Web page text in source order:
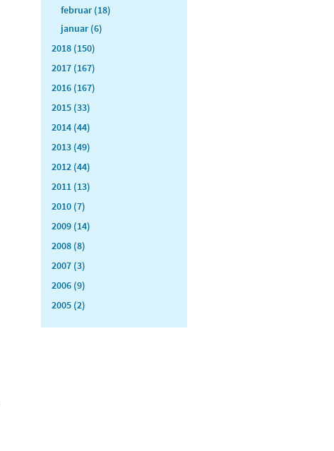
februar (18)
januar (6)
2018 (150)
2017 (167)
2016 (167)
2015 (33)
2014 (44)
2013 (49)
2012 (44)
2011 (13)
2010 (7)
2009 (14)
2008 (8)
2007 (3)
2006 (9)
2005 (2)